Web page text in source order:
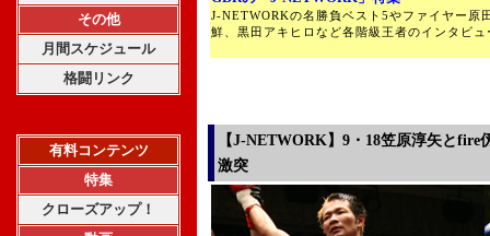
その他
月間スケジュール
格闘リンク
有料コンテンツ
特集
クローズアップ！
J-NETWORKの名勝負ベスト5やファイヤー原
鮮、黒田アキヒロなど各階級王者のインタビュ
【J-NETWORK】9・18笠原淳矢と
激突